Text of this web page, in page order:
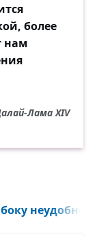
более
нам
Лама XIV
неудобно